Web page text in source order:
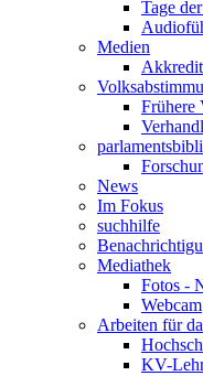
Tage
Medien
Frühere
News
Im Fokus
suchhilfe
Mediathek
Fotos -
Webcam
Arbeiten für
KV-